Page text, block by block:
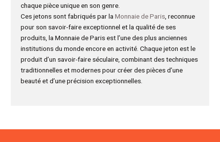
chaque pièce unique en son genre.
Ces jetons sont fabriqués par laMonnaie de Paris, reconnue
pour son savoir-faire exceptionnel et la qualité de ses
produits, la Monnaie de Paris est l’une des plus anciennes
institutions du monde encore en activité. Chaque jeton est le
produit d’un savoir-faire séculaire, combinant des techniques
traditionnelles et modernes pour créer des pièces d’une
beauté et d’une précision exceptionnelles.